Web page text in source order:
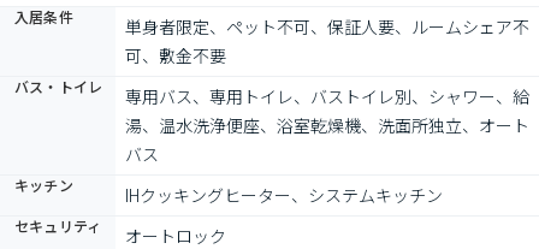
入居条件
単身者限定、ペット不可、保証人要、ルームシェア不
可、敷金不要
バス・トイレ
専用バス、専用トイレ、バストイレ別、シャワー、給
湯、温水洗浄便座、浴室乾燥機、洗面所独立、オート
バス
キッチン IHクッキングヒーター、システムキッチン
セキュリティ オートロック